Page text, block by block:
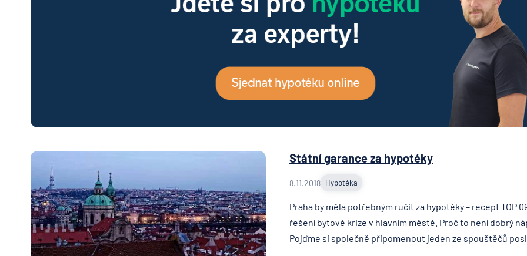
Státní garance za hypotéky
8.11.2018 Hypotéka
Praha by měla potřebným ručit za hypotéky – recept TOP
řešení bytové krize v hlavním městě. Proč to není dobrý
Pojďme si společně připomenout jeden ze spouštěčů